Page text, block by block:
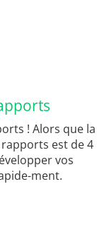
! Alors que la
est de 4
vos
ment.